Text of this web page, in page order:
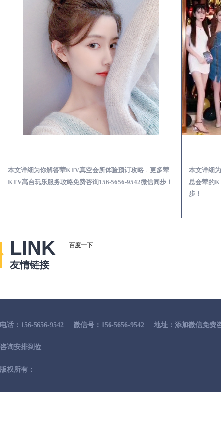
本文详细为你解答荤KTV真空会所体验预订攻略，更多荤
KTV高台玩乐服务攻略免费咨询156-5656-9542微信同步！
本文详细
总会荤的
步！
LINK
友情链接
百度一下
电话：156-5656-9542 微信号：156-5656-9542 地址：添加微信免费
咨询安排到位
版权所有：